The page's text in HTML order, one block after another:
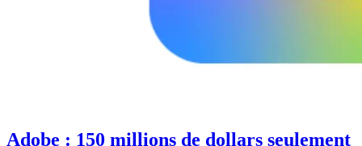
Adobe : 150 millions de dollars seulement